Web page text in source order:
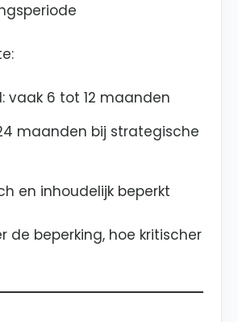
vaak 6 tot 12 maanden
maanden bij strategische
en inhoudelijk beperkt
de beperking, hoe kritischer